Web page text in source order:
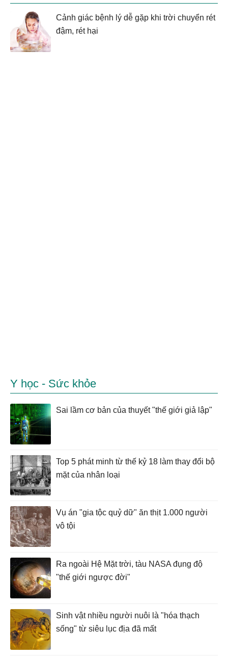
Cảnh giác bệnh lý dễ gặp khi trời chuyển rét
đậm, rét hại
Y học - Sức khỏe
Sai lầm cơ bản của thuyết "thế giới giả lập"
Top 5 phát minh từ thế kỷ 18 làm thay đổi bộ
mặt của nhân loại
Vụ án "gia tộc quỷ dữ" ăn thịt 1.000 người
vô tội
Ra ngoài Hệ Mặt trời, tàu NASA đụng độ
"thế giới ngược đời"
Sinh vật nhiều người nuôi là "hóa thạch
sống" từ siêu lục địa đã mất